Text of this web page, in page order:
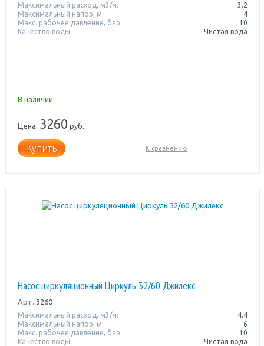
Максимальный расход, м3/ч:
3.2
Максимальный напор, м:
4
Макс. рабочее давление, бар:
10
Качество воды:
Чистая вода
В наличии
Цена: 3260 руб.
Купить К сравнению
Насос циркуляционный Циркуль 32/60 Джилекс
Арт. 3260
Максимальный расход, м3/ч:
4.4
Максимальный напор, м:
6
Макс. рабочее давление, бар:
10
Качество воды:
Чистая вода